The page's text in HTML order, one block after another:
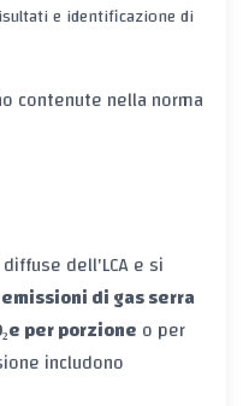
e identificazione di
contenute nella norma
dell'LCA e si
emissioni di gas serra
per porzione o per
includono